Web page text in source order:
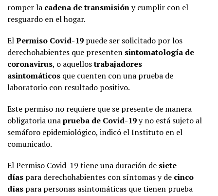
romper la cadena de transmisióny cumplir con el
resguardo en el hogar.
ElPermiso Covid-19 puede ser solicitado por los
derechohabientes que presenten sintomatología de
coronavirus, o aquellostrabajadores
asintomáticos que cuenten con una prueba de
laboratorio con resultado positivo.
Este permiso no requiere que se presente de manera
obligatoria unaprueba de Covid-19y no está sujeto al
semáforo epidemiológico, indicó el Instituto en el
comunicado.
El Permiso Covid-19 tiene una duración de siete
días para derechohabientes con síntomas y de cinco
días para personas asintomáticas que tienen prueba